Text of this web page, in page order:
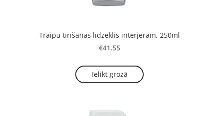
Traipu tīrīšanas līdzeklis interjēram, 250ml
€41.55
Ielikt grozā